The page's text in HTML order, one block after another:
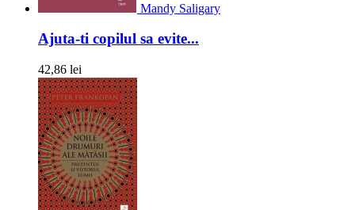
Mandy Saligary
Ajuta-ti copilul sa evite...
42,86 lei